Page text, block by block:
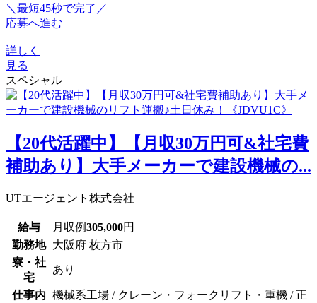
＼最短45秒で完了／
応募へ進む
詳しく
見る
スペシャル
【20代活躍中】【月収30万円可&社宅費
補助あり】大手メーカーで建設機械の...
UTエージェント株式会社
給与 月収例305,000円
勤務地
大阪府 枚方市
寮・社
宅
あり
仕事内 機械系工場 / クレーン・フォークリフト・重機 / 正